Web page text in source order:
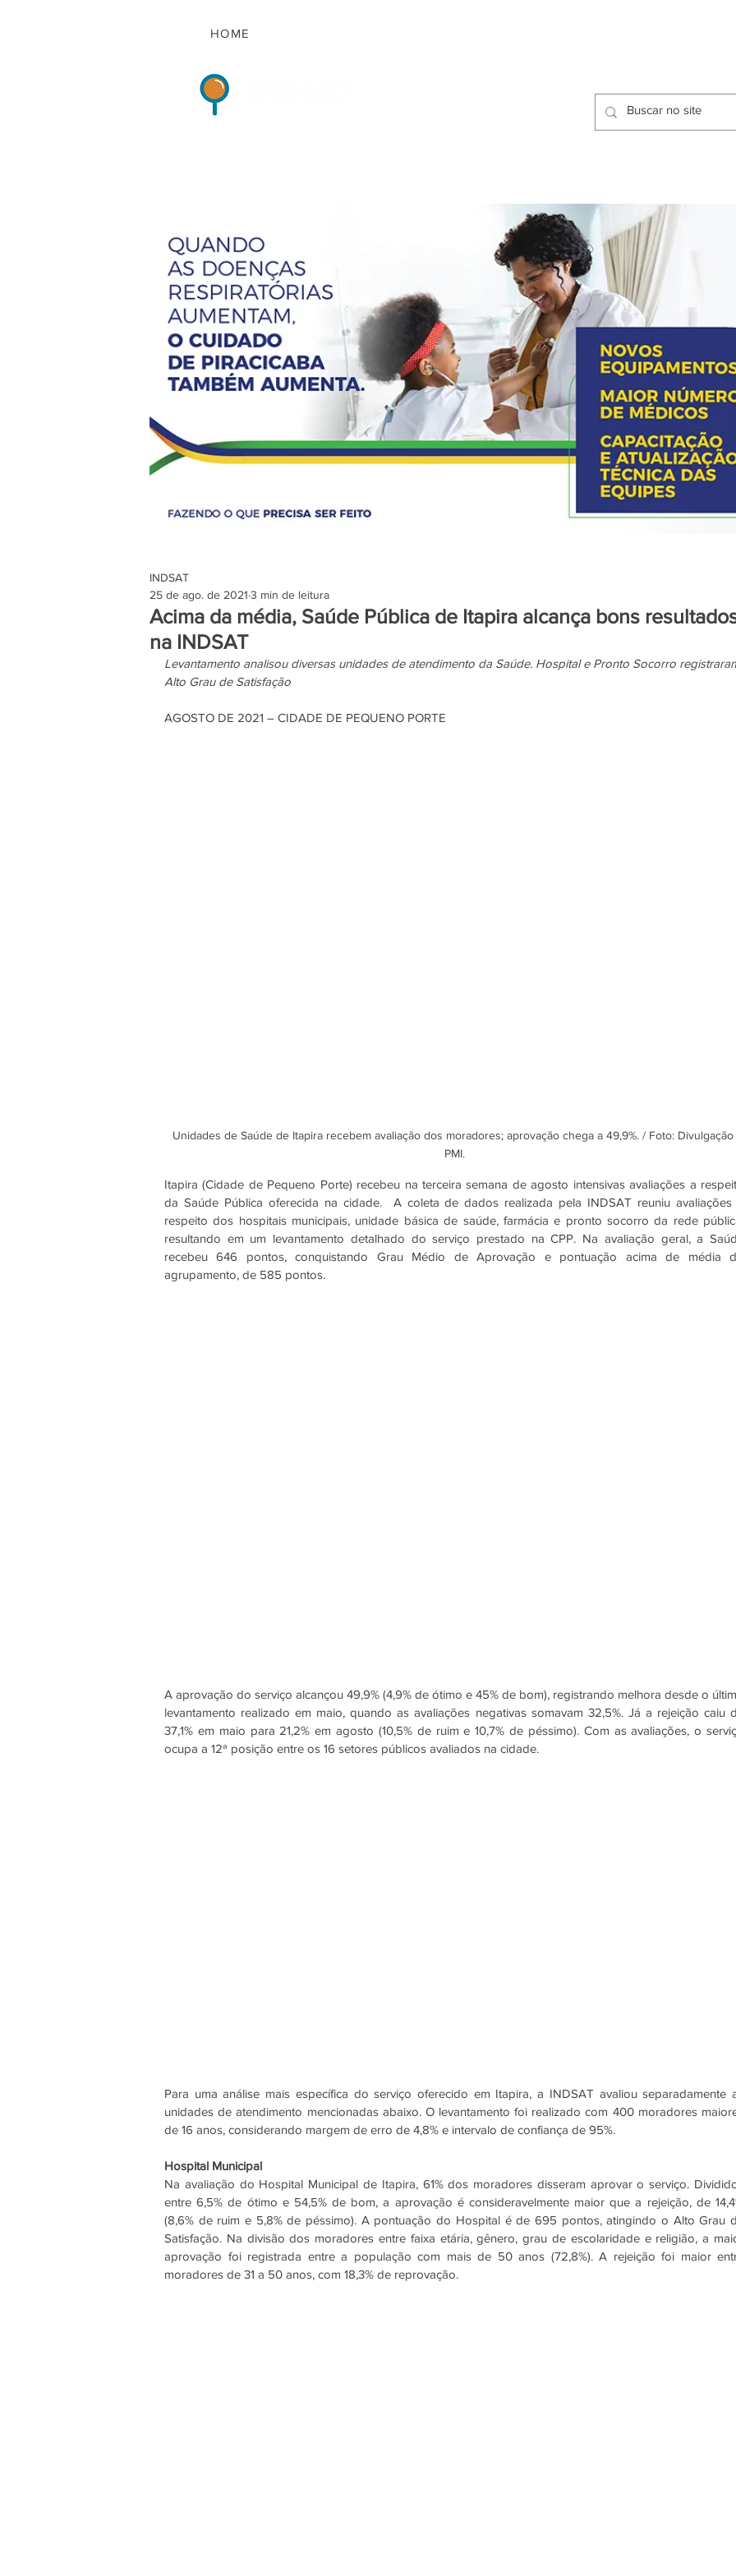
HOME
Acima da média, Saúde Pública de Itapira alcança bons
na INDSAT
INDSAT
25 de ago. de 2021 3 min de leitura
Levantamento analisou diversas unidades de atendimento da Saúde. Hospital e Pronto Socorro
Alto Grau de Satisfação
AGOSTO DE 2021 – CIDADE DE PEQUENO PORTE
Unidades de Saúde de Itapira recebem avaliação dos moradores; aprovação chega a 49,9%. / Foto: Divulgação
PMI.
Itapira (Cidade de Pequeno Porte) recebeu na terceira semana de agosto intensivas avaliações a
da Saúde Pública oferecida na cidade.  A coleta de dados realizada pela INDSAT reuniu avaliações
respeito dos hospitais municipais, unidade básica de saúde, farmácia e pronto socorro da rede
resultando em um levantamento detalhado do serviço prestado na CPP. Na avaliação geral, a
recebeu 646 pontos, conquistando Grau Médio de Aprovação e pontuação acima de média
agrupamento, de 585 pontos.
A aprovação do serviço alcançou 49,9% (4,9% de ótimo e 45% de bom), registrando melhora desde o
levantamento realizado em maio, quando as avaliações negativas somavam 32,5%. Já a rejeição caiu
37,1% em maio para 21,2% em agosto (10,5% de ruim e 10,7% de péssimo). Com as avaliações, o
ocupa a 12ª posição entre os 16 setores públicos avaliados na cidade.
Para uma análise mais específica do serviço oferecido em Itapira, a INDSAT avaliou separadamente
unidades de atendimento mencionadas abaixo. O levantamento foi realizado com 400 moradores
de 16 anos, considerando margem de erro de 4,8% e intervalo de confiança de 95%.
Hospital Municipal
Na avaliação do Hospital Municipal de Itapira, 61% dos moradores disseram aprovar o serviço.
entre 6,5% de ótimo e 54,5% de bom, a aprovação é consideravelmente maior que a rejeição, de
(8,6% de ruim e 5,8% de péssimo). A pontuação do Hospital é de 695 pontos, atingindo o Alto Grau
Satisfação. Na divisão dos moradores entre faixa etária, gênero, grau de escolaridade e religião, a
aprovação foi registrada entre a população com mais de 50 anos (72,8%). A rejeição foi maior
moradores de 31 a 50 anos, com 18,3% de reprovação.